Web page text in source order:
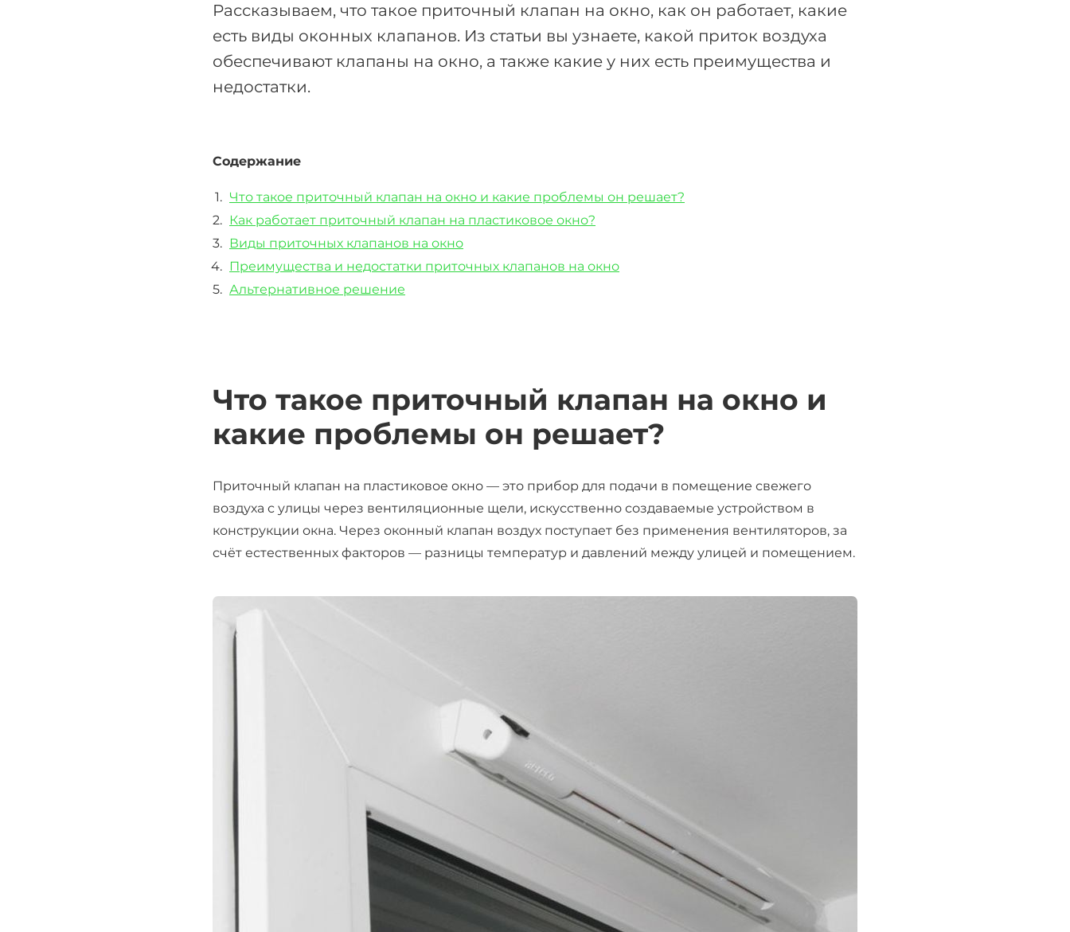
Рассказываем, что такое приточный клапан на окно, как он работает, какие
есть виды оконных клапанов. Из статьи вы узнаете, какой приток воздуха
обеспечивают клапаны на окно, а также какие у них есть преимущества и
недостатки.
Содержание
Что такое приточный клапан на окно и какие проблемы он решает?
Как работает приточный клапан на пластиковое окно?
Виды приточных клапанов на окно
Преимущества и недостатки приточных клапанов на окно
Альтернативное решение
Что такое приточный клапан на окно и
какие проблемы он решает?
Приточный клапан на пластиковое окно — это прибор для подачи в помещение свежего
воздуха с улицы через вентиляционные щели, искусственно создаваемые устройством в
конструкции окна. Через оконный клапан воздух поступает без применения вентиляторов, за
счёт естественных факторов — разницы температур и давлений между улицей и помещением.